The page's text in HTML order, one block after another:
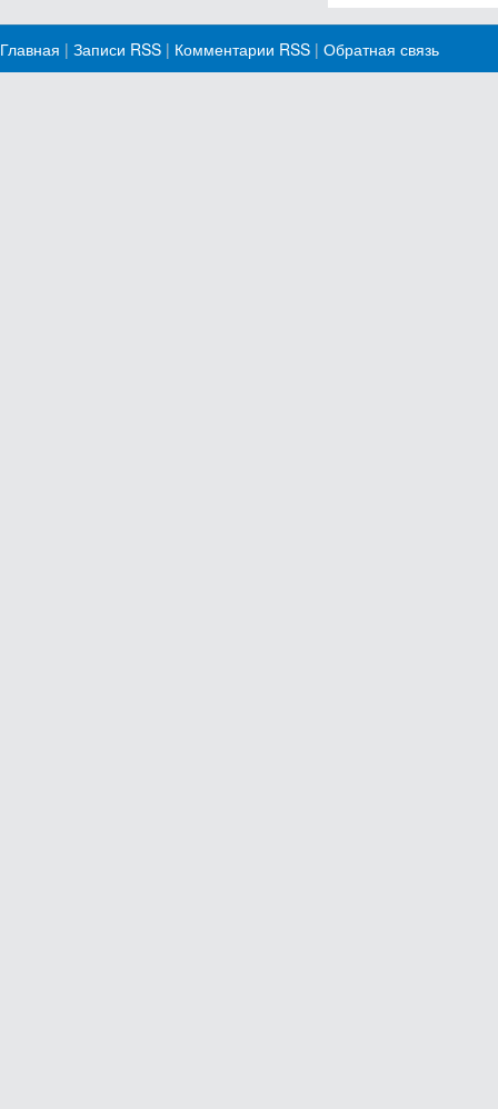
Главная | Записи RSS | Комментарии RSS | Обратная связь